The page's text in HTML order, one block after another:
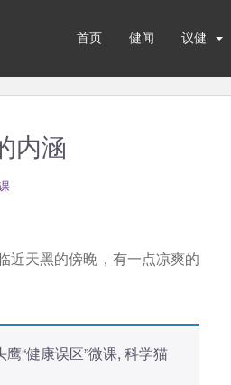
首页 健闻 议健
内涵
近天黑的傍晚，有一点凉爽的
鹰“健康误区”微课, 科学猫